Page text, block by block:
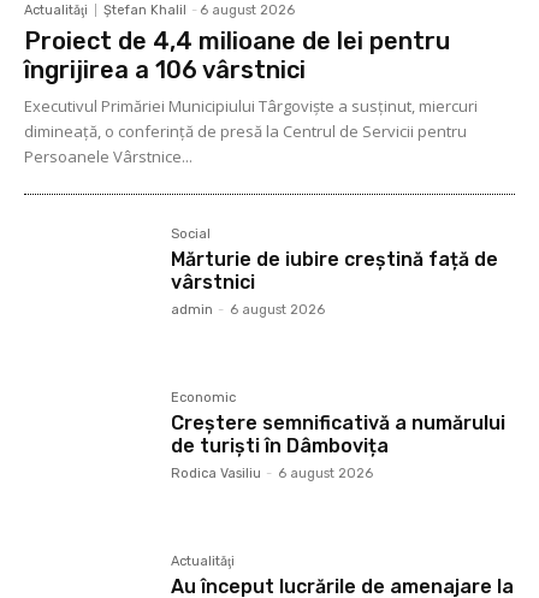
Actualităţi Ştefan Khalil - 6 august 2026
Proiect de 4,4 milioane de lei pentru
îngrijirea a 106 vârstnici
Executivul Primăriei Municipiului Târgoviște a susținut, miercuri
dimineață, o conferință de presă la Centrul de Servicii pentru
Persoanele Vârstnice...
Social
Mărturie de iubire creștină față de
vârstnici
admin - 6 august 2026
Economic
Creștere semnificativă a numărului
de turiști în Dâmbovița
Rodica Vasiliu - 6 august 2026
Actualităţi
Au început lucrările de amenajare la